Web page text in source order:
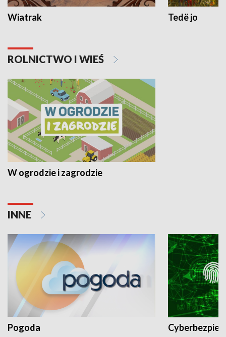
Wiatrak Tedë jo
ROLNICTWO I WIEŚ
W ogrodzie i zagrodzie
INNE
Pogoda